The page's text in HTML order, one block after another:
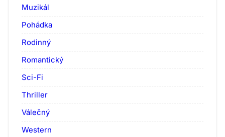
Muzikál
Pohádka
Rodinný
Romantický
Sci-Fi
Thriller
Válečný
Western